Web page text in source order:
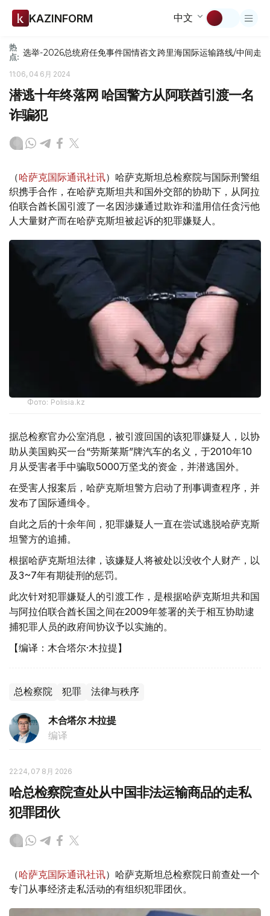
KAZINFORM 中文
热
点: 选举-2026总统府任免事件国情咨文跨里海国际运输路线/中间走廊
11:06, 04 6月 2024
潜逃十年终落网 哈国警方从阿联酋引渡一名
诈骗犯
（哈萨克国际通讯社讯）哈萨克斯坦总检察院与国际刑警组
织携手合作，在哈萨克斯坦共和国外交部的协助下，从阿拉
伯联合酋长国引渡了一名因涉嫌通过欺诈和滥用信任贪污他
人大量财产而在哈萨克斯坦被起诉的犯罪嫌疑人。
Фото: Polisia.kz
据总检察官办公室消息，被引渡回国的该犯罪嫌疑人，以协
助从美国购买一台“劳斯莱斯”牌汽车的名义，于2010年10
月从受害者手中骗取5000万坚戈的资金，并潜逃国外。
在受害人报案后，哈萨克斯坦警方启动了刑事调查程序，并
发布了国际通缉令。
自此之后的十余年间，犯罪嫌疑人一直在尝试逃脱哈萨克斯
坦警方的追捕。
根据哈萨克斯坦法律，该嫌疑人将被处以没收个人财产，以
及3~7年有期徒刑的惩罚。
此次针对犯罪嫌疑人的引渡工作，是根据哈萨克斯坦共和国
与阿拉伯联合酋长国之间在2009年签署的关于相互协助逮
捕犯罪人员的政府间协议予以实施的。
【编译：木合塔尔·木拉提】
总检察院 犯罪 法律与秩序
木合塔尔 木拉提
编译
22:24, 07 8月 2026
哈总检察院查处从中国非法运输商品的走私
犯罪团伙
（哈萨克国际通讯社讯）哈萨克斯坦总检察院日前查处一个
专门从事经济走私活动的有组织犯罪团伙。